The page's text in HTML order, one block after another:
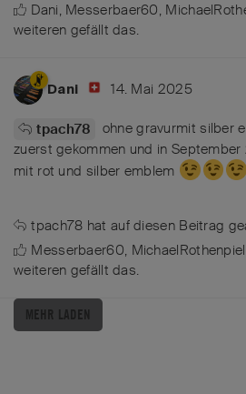
Dani, Messerbaer60,
weiteren gefällt das.
Dani 14. Mai 2025
tpach78
ohne gravurmit silber
zuerst gekommen und in
mit rot und silber emblem
tpach78 hat auf diesen Beitrag
Messerbaer60,
weiteren gefällt das.
MEHR LADEN